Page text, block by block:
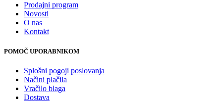
Prodajni program
Novosti
O nas
Kontakt
POMOČ UPORABNIKOM
Splošni pogoji poslovanja
Načini plačila
Vračilo blaga
Dostava